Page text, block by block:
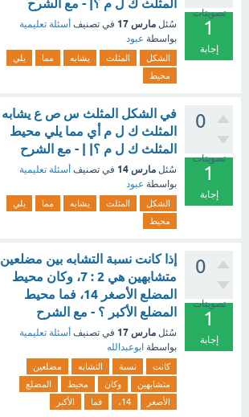
تصويتات
1
إجابة
المثلث ك ل م ؟| - مع الشرح
سُئل مارس 17 في تصنيف أسئلة تعليمية
بواسطة عبود
الشكل المثلث يشابه مما
يلي
محيط
0
تصويتات
1
إجابة
في الشكل المثلث س ص ع يشابه
المثلث ك ل م أي مما يلي محيط
المثلث ك ل م ؟| | - مع الشرح
سُئل مارس 14 في تصنيف أسئلة تعليمية
بواسطة عبود
الشكل المثلث يشابه مما
يلي
محيط
0
تصويتات
1
إجابة
إذا كانت نسبة التشابه بين مضلعين
متشابهين هي 2 : 7، وكان محيط
المضلع الأصغر 14، فما محيط
المضلع الأكبر ؟ - مع الشرح
سُئل مارس 17 في تصنيف أسئلة تعليمية
بواسطة ابوعبدالله
كانت نسبة التشابه
مضلعين
متشابهين
وكان محيط
المضلع
الأصغر
14، فما الأكبر